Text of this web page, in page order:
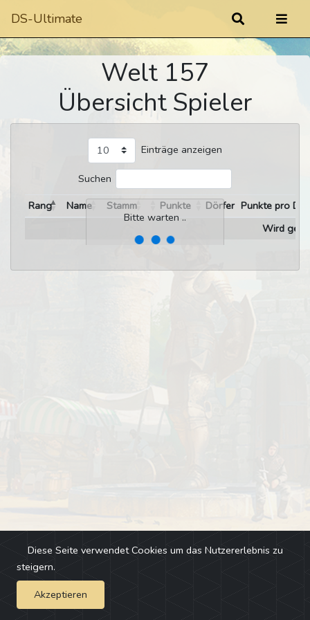
DS-Ultimate
Welt 157
Übersicht Spieler
Einträge anzeigen
Suchen
Bitte warten ..
Rang Name Stamm Punkte Dörfer Punkte pro
Wird
Impressum - Changelog
Diese Seite verwendet Cookies um das Nutzererlebnis zu
steigern.
Akzeptieren